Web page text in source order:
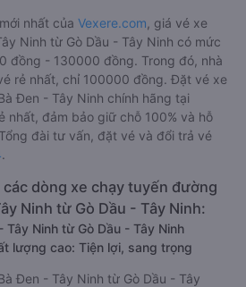
nhất của Vexere.com , giá vé xe
Ninh từ Gò Dầu - Tây Ninh có mức
đồng - 130000 đồng. Trong đó, nhà
rẻ nhất, chỉ 100000 đồng. Đặt vé xe
Đen - Tây Ninh chính hãng tại
nhất, đảm bảo giữ chỗ 100% và hỗ
đài tư vấn, đặt vé và đổi trả vé
.
dòng xe chạy tuyến đường
Ninh từ Gò Dầu - Tây Ninh:
Tây Ninh từ Gò Dầu - Tây Ninh
lượng cao: Tiện lợi, sang trọng
Đen - Tây Ninh từ Gò Dầu - Tây